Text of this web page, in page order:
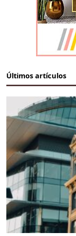
Últimos artículos